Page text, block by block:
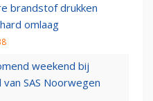
brandstof drukken
omlaag
weekend bij
SAS Noorwegen